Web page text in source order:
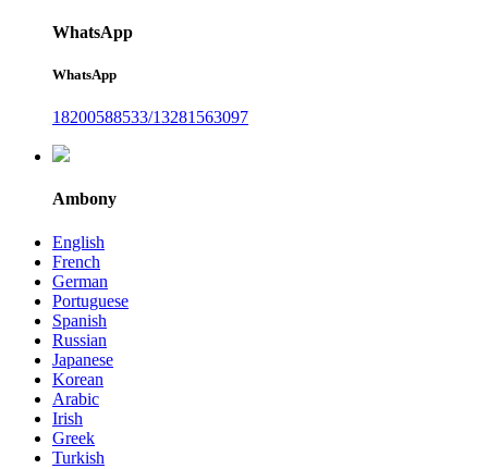
WhatsApp
WhatsApp
18200588533/13281563097
Ambony
English
French
German
Portuguese
Spanish
Russian
Japanese
Korean
Arabic
Irish
Greek
Turkish